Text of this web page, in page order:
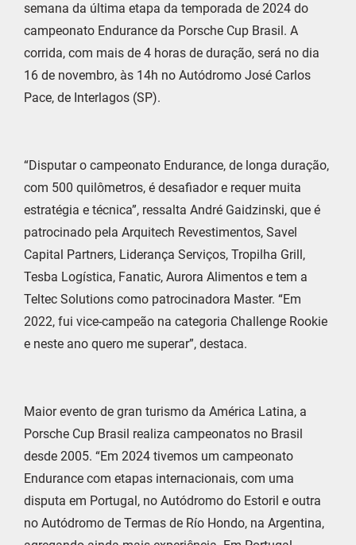
semana da última etapa da temporada de 2024 do
campeonato Endurance da Porsche Cup Brasil. A
corrida, com mais de 4 horas de duração, será no dia
16 de novembro, às 14h no Autódromo José Carlos
Pace, de Interlagos (SP).
“Disputar o campeonato Endurance, de longa duração,
com 500 quilômetros, é desafiador e requer muita
estratégia e técnica”, ressalta André Gaidzinski, que é
patrocinado pela Arquitech Revestimentos, Savel
Capital Partners, Liderança Serviços, Tropilha Grill,
Tesba Logística, Fanatic, Aurora Alimentos e tem a
Teltec Solutions como patrocinadora Master. “Em
2022, fui vice-campeão na categoria Challenge Rookie
e neste ano quero me superar”, destaca.
Maior evento de gran turismo da América Latina, a
Porsche Cup Brasil realiza campeonatos no Brasil
desde 2005. “Em 2024 tivemos um campeonato
Endurance com etapas internacionais, com uma
disputa em Portugal, no Autódromo do Estoril e outra
no Autódromo de Termas de Río Hondo, na Argentina,